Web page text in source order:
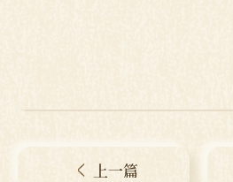
上一篇